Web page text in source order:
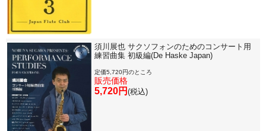
須川展也 サクソフォンのためのコンサート用
練習曲集 初級編(De Haske Japan)
定価5,720円のところ
販売価格
5,720円 (税込)